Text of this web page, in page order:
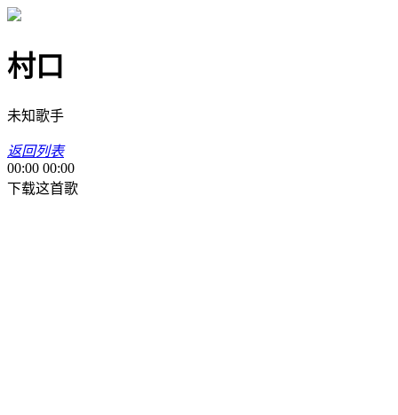
村口
未知歌手
返回列表
00:00 00:00
下载这首歌